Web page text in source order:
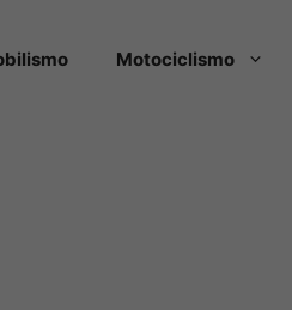
Motociclismo